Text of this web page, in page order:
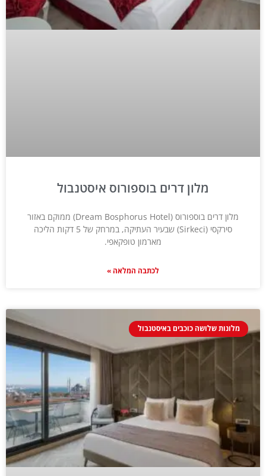
מלון דרים בוספורוס איסטנבול
מלון דרים בוספורוס (Dream Bosphorus Hotel) ממוקם באזור
סירקסי (Sirkeci) שבעיר העתיקה, במרחק של 5 דקות הליכה
מארמון טופקאפי.
לכתבה המלאה »
מלונות שלושה כוכבים באיסטנבול